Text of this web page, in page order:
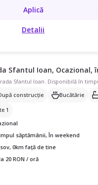
Aplică
Detalii
construcție Bucătărie
1
săptămânii, În weekend
0km față de tine
20 RON / oră